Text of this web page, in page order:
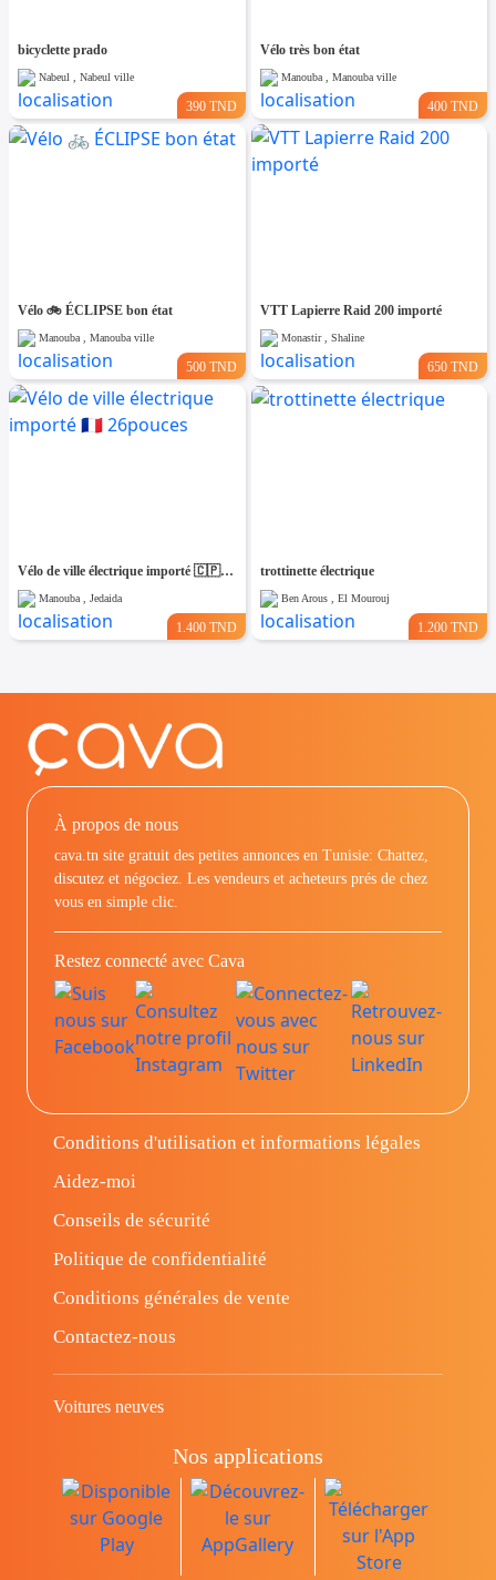
bicyclette prado
Nabeul , Nabeul ville
390 TND
Vélo très bon état
Manouba , Manouba ville
400 TND
Vélo 🚲 ÉCLIPSE bon état
Manouba , Manouba ville
500 TND
VTT Lapierre Raid 200 importé
Monastir , Shaline
650 TND
Vélo de ville électrique importé 🇨🇵 26pouces
Manouba , Jedaida
1.400 TND
trottinette électrique
Ben Arous , El Mourouj
1.200 TND
À propos de nous
cava.tn site gratuit des petites annonces en Tunisie: Chattez,
discutez et négociez. Les vendeurs et acheteurs prés de chez
vous en simple clic.
Restez connecté avec Cava
Conditions d'utilisation et informations légales
Aidez-moi
Conseils de sécurité
Politique de confidentialité
Conditions générales de vente
Contactez-nous
Voitures neuves
Nos applications